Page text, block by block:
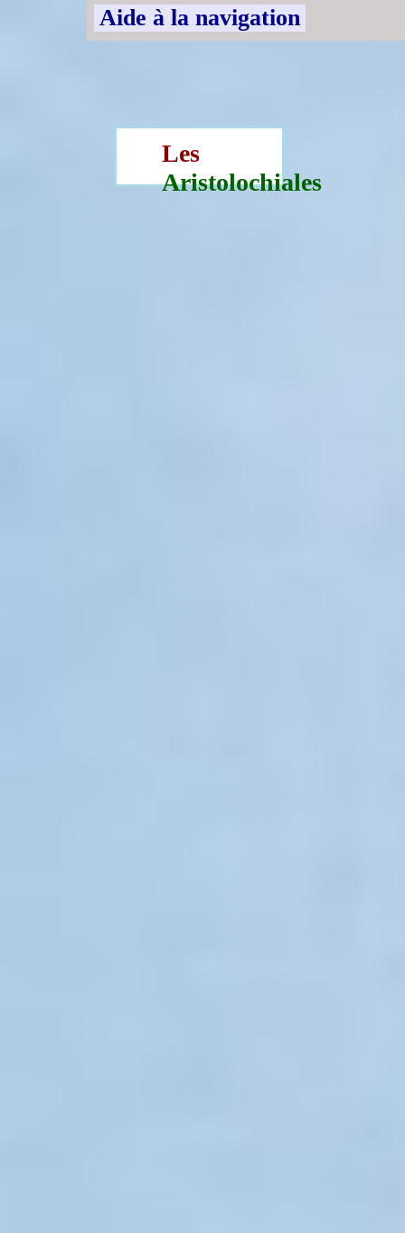
Aide à la navigation
Les
Aristolochiales